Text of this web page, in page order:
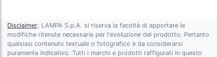
Disclaimer: LAMPA S.p.A. si riserva la facoltà di apportare le
modifiche ritenute necessarie per l'evoluzione del prodotto. Pertanto
qualsiasi contenuto testuale o fotografico è da considerarsi
puramente indicativo. Tutti i marchi e prodotti raffigurati in questo